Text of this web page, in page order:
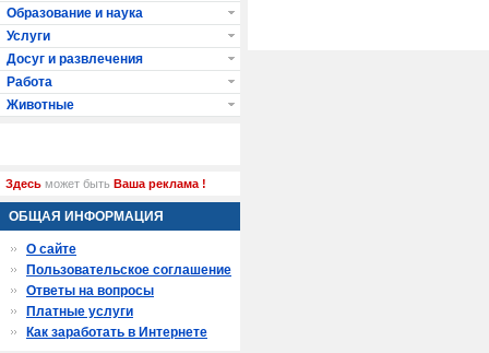
Образование и наука
Услуги
Досуг и развлечения
Работа
Животные
Здесь может быть Ваша реклама !
ОБЩАЯ ИНФОРМАЦИЯ
О сайте
Пользовательское соглашение
Ответы на вопросы
Платные услуги
Как заработать в Интернете